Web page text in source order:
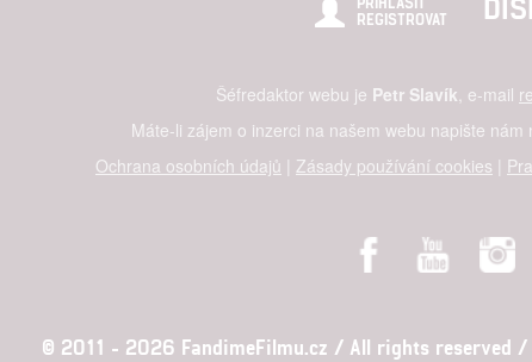
REGISTROVAT
Šéfredaktor webu je Petr Slavík, e-mail
Máte-li zájem o inzerci na našem webu napište nám
Ochrana osobních údajů | Zásady používání cookies |
© 2011 - 2026 FandimeFilmu.cz / All rights reserved /